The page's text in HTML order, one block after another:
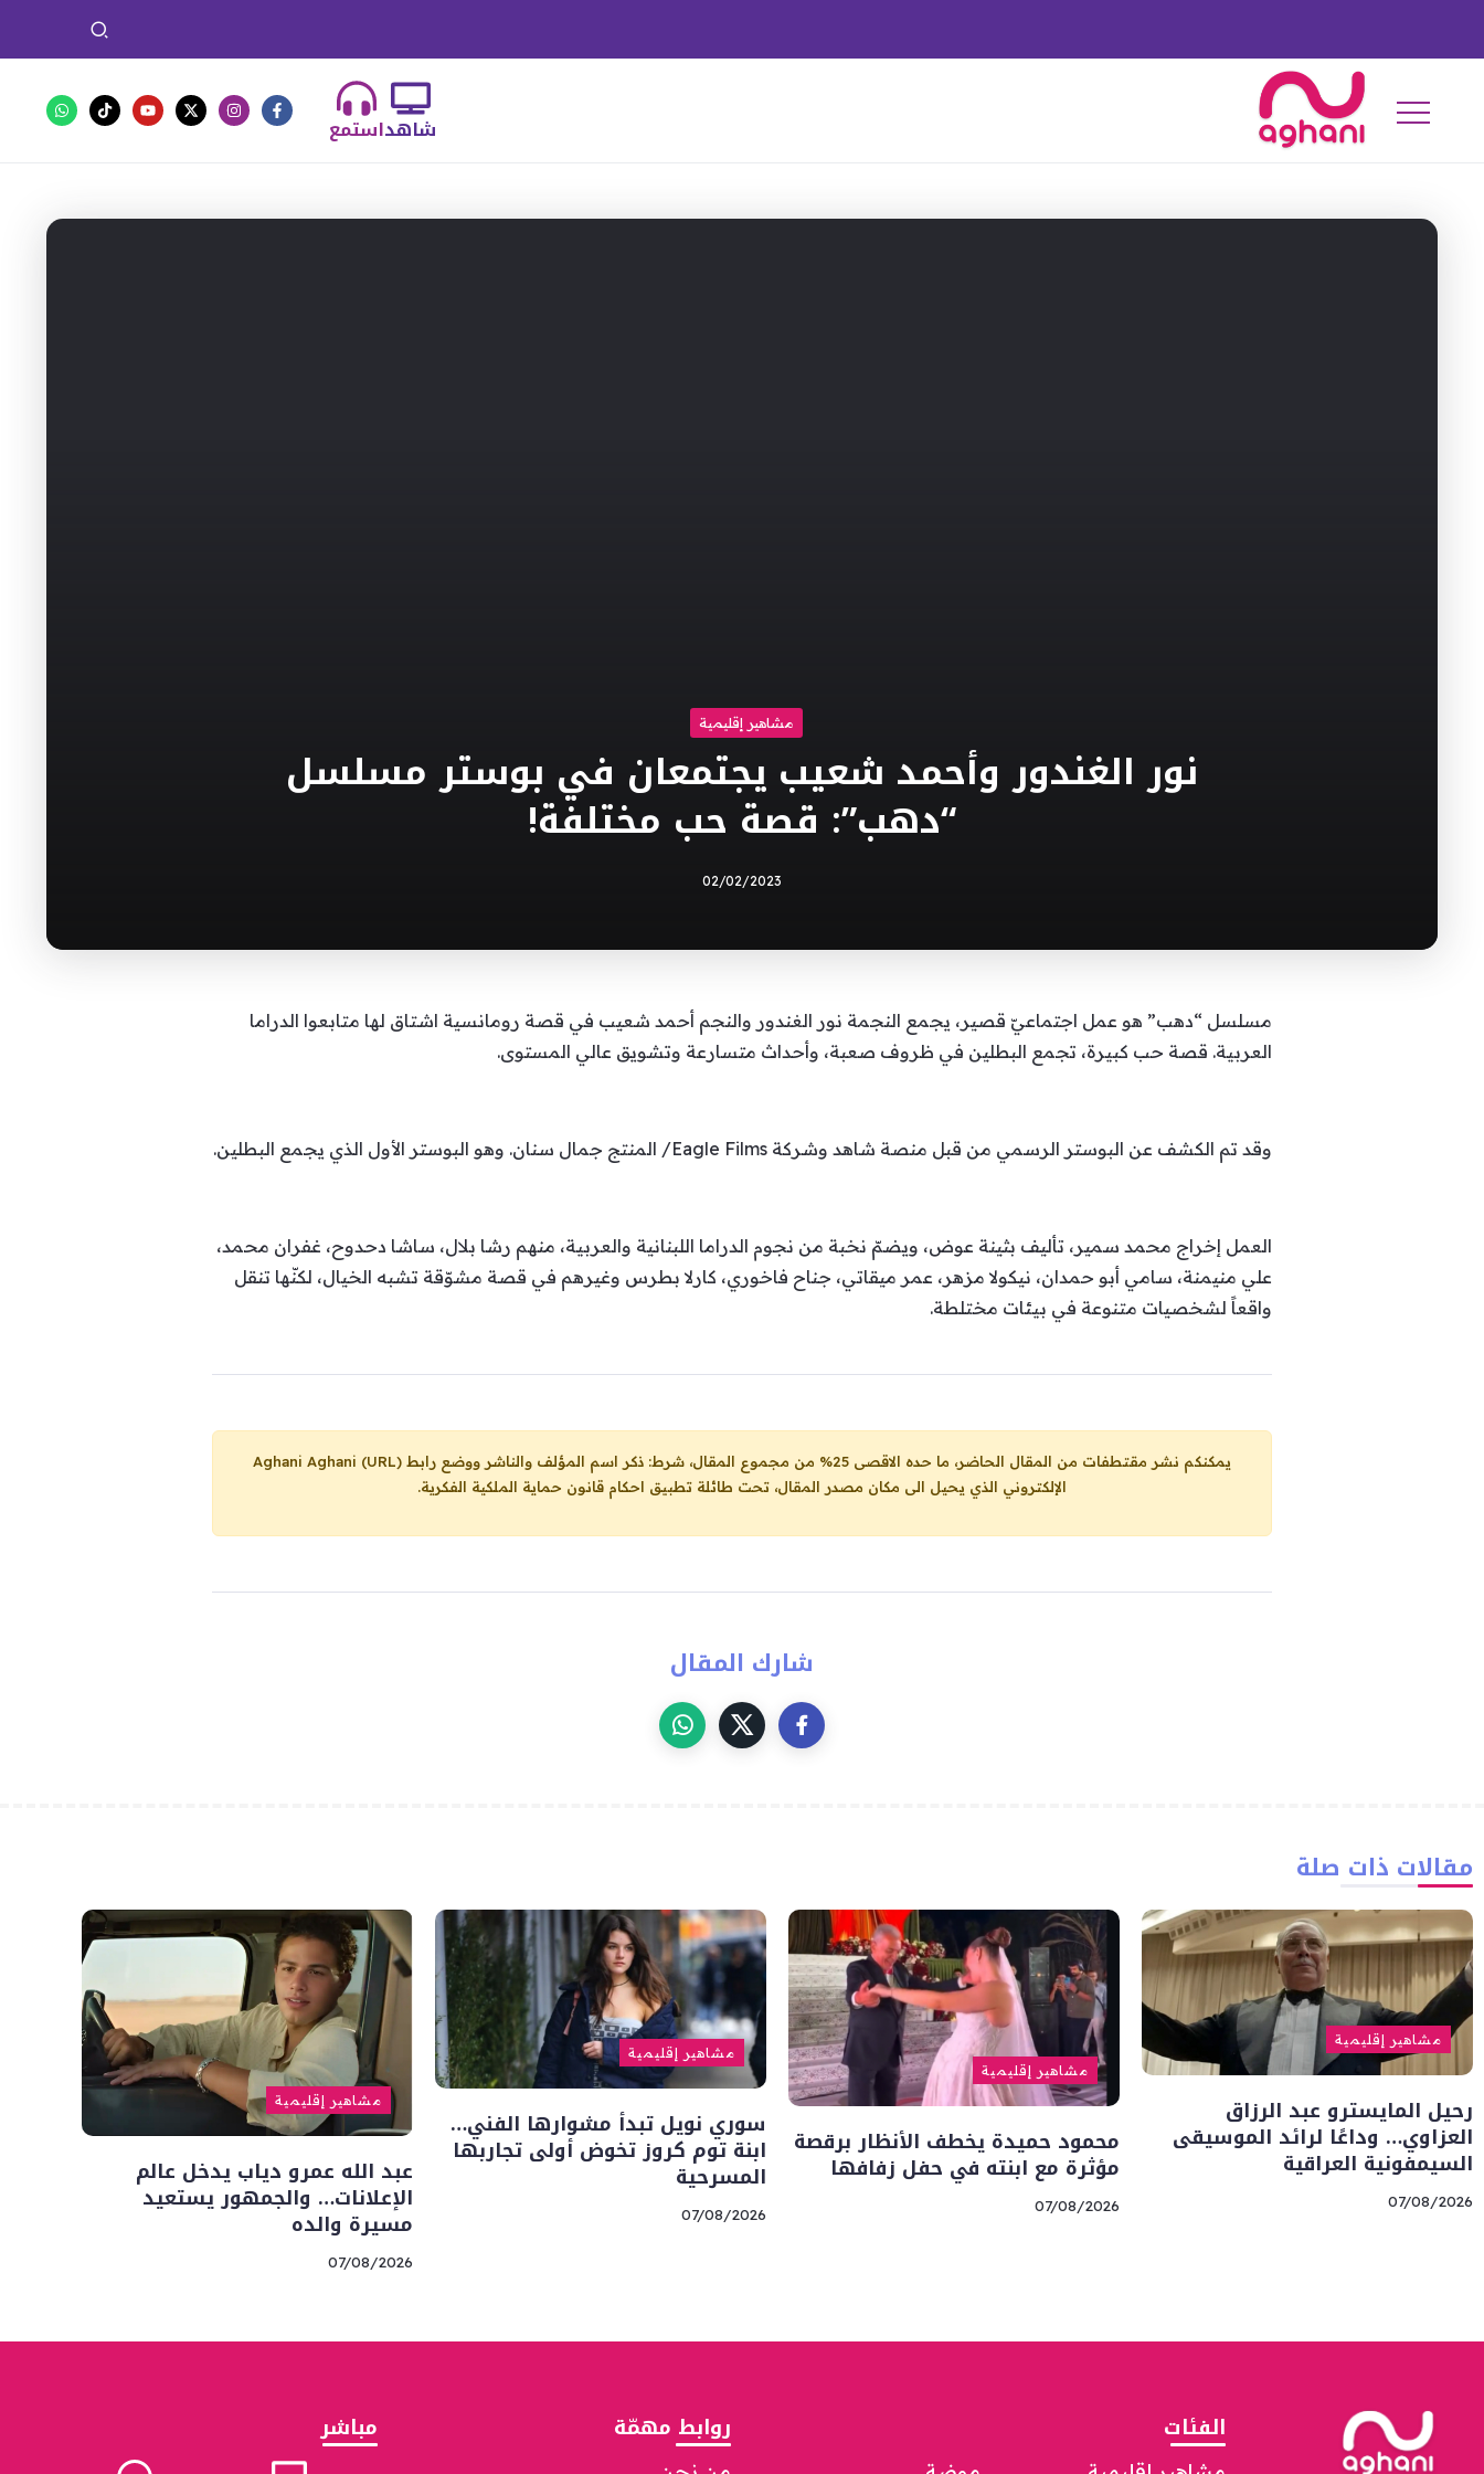
استمعشاهد
مشاهير إقليمية
نور الغندور وأحمد شعيب يجتمعان في بوستر مسلسل
“دهب”: قصة حب مختلفة!
02/02/2023
مسلسل “دهب” هو عمل اجتماعيّ قصير، يجمع النجمة نور الغندور والنجم أحمد شعيب في قصة رومانسية اشتاق لها متابعوا الدراما
العربية. قصة حب كبيرة، تجمع البطلين في ظروف صعبة، وأحداث متسارعة وتشويق عالي المستوى.
وقد تم الكشف عن البوستر الرسمي من قبل منصة شاهد وشركة Eagle Films/ المنتج جمال سنان. وهو البوستر الأول الذي يجمع البطلين.
العمل إخراج محمد سمير، تأليف بثينة عوض، ويضمّ نخبة من نجوم الدراما اللبنانية والعربية، منهم رشا بلال، ساشا دحدوح، غفران محمد،
علي منيمنة، سامي أبو حمدان، نيكولا مزهر، عمر ميقاتي، جناح فاخوري، كارلا بطرس وغيرهم في قصة مشوّقة تشبه الخيال، لكنّها تنقل
واقعاً لشخصيات متنوعة في بيئات مختلطة.
يمكنكم نشر مقتطفات من المقال الحاضر، ما حده الاقصى 25% من مجموع المقال، شرط: ذكر اسم المؤلف والناشر ووضع رابط
Aghani Aghani (URL)
الإلكتروني الذي يحيل الى مكان مصدر المقال، تحت طائلة تطبيق احكام قانون حماية الملكية الفكرية.
شارك المقال
مقالات ذات صلة
مشاهير إقليمية
رحيل المايسترو عبد الرزاق
العزاوي… وداعًا لرائد الموسيقى
السيمفونية العراقية
07/08/2026
مشاهير إقليمية
محمود حميدة يخطف الأنظار برقصة
مؤثرة مع ابنته في حفل زفافها
07/08/2026
مشاهير إقليمية
سوري نويل تبدأ مشوارها الفني…
ابنة توم كروز تخوض أولى تجاربها
المسرحية
07/08/2026
مشاهير إقليمية
عبد الله عمرو دياب يدخل عالم
الإعلانات… والجمهور يستعيد
مسيرة والده
07/08/2026
الفئات روابط مهمّة مباشر